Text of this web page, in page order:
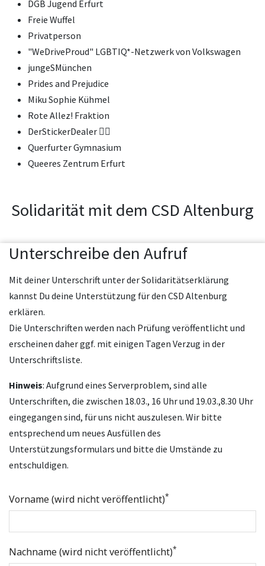
DGB Jugend Erfurt
Freie Wuffel
Privatperson
"WeDriveProud" LGBTIQ*-Netzwerk von Volkswagen
jungeSMünchen
Prides and Prejudice
Miku Sophie Kühmel
Rote Allez! Fraktion
DerStickerDealer 🏳️‍🌈
Querfurter Gymnasium
Queeres Zentrum Erfurt
Solidarität mit dem CSD Altenburg
Unterschreibe den Aufruf
Mit deiner Unterschrift unter der Solidaritätserklärung
kannst Du deine Unterstützung für den CSD Altenburg
erklären.
Die Unterschriften werden nach Prüfung veröffentlicht und
erscheinen daher ggf. mit einigen Tagen Verzug in der
Unterschriftsliste.
Hinweis: Aufgrund eines Serverproblem, sind alle
Unterschriften, die zwischen 18.03., 16 Uhr und 19.03.,8.30 Uhr
eingegangen sind, für uns nicht auszulesen. Wir bitte
entsprechend um neues Ausfüllen des
Unterstützungsformulars und bitte die Umstände zu
entschuldigen.
Vorname (wird nicht veröffentlicht)*
Nachname (wird nicht veröffentlicht)*